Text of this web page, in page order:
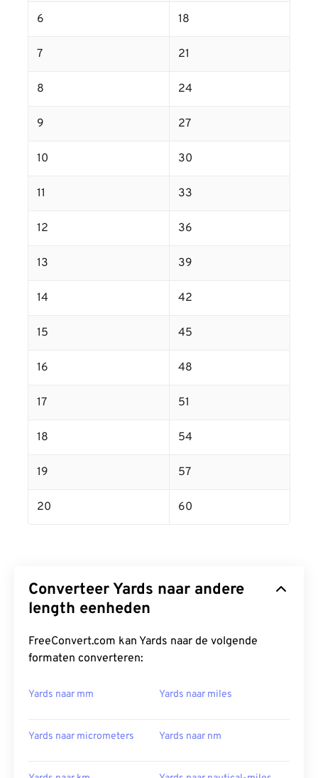
6 18
7 21
8 24
9 27
10 30
11 33
12 36
13 39
14 42
15 45
16 48
17 51
18 54
19 57
20 60
Converteer Yards naar andere
length eenheden
FreeConvert.com kan Yards naar de volgende
formaten converteren:
Yards naar mm Yards naar miles
Yards naar micrometers Yards naar nm